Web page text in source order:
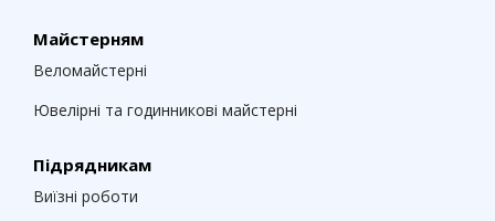
Майстерням
Веломайстерні
Ювелірні та годинникові майстерні
Підрядникам
Виїзні роботи